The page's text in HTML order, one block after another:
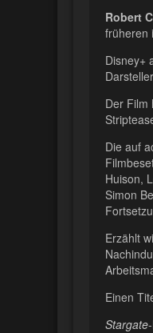
Robert
früheren
Disney+
Der Film
Die auf
Huison,
Simon
Erzählt
Einen
Stargate